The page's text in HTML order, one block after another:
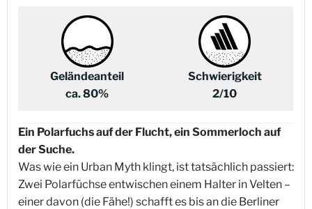
Geländeanteil
ca. 80%
Schwierigkeit
2/10
Ein Polarfuchs auf der Flucht, ein Sommerloch auf
der Suche.
Was wie ein Urban Myth klingt, ist tatsächlich passiert:
Zwei Polarfüchse entwischen einem Halter in Velten –
einer davon (die Fähe!) schafft es bis an die Berliner